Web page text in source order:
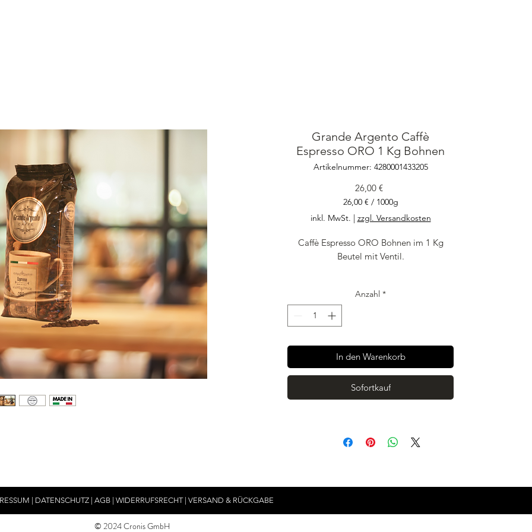
Grande Argento Caffè
Espresso ORO 1 Kg Bohnen
Artikelnummer: 4280001433205
26,00 €Preis
26,00 € / 1000g
26,00 €
pro
Gramm
inkl. MwSt. | zzgl. Versandkosten
Caffè Espresso ORO Bohnen im 1 Kg
Beutel mit Ventil.
Anzahl *
In den Warenkorb
Sofortkauf
DATENSCHUTZ AGB WIDERRUFSRECHT VERSAND & RÜCKGABE
© 2024 Cronis GmbH